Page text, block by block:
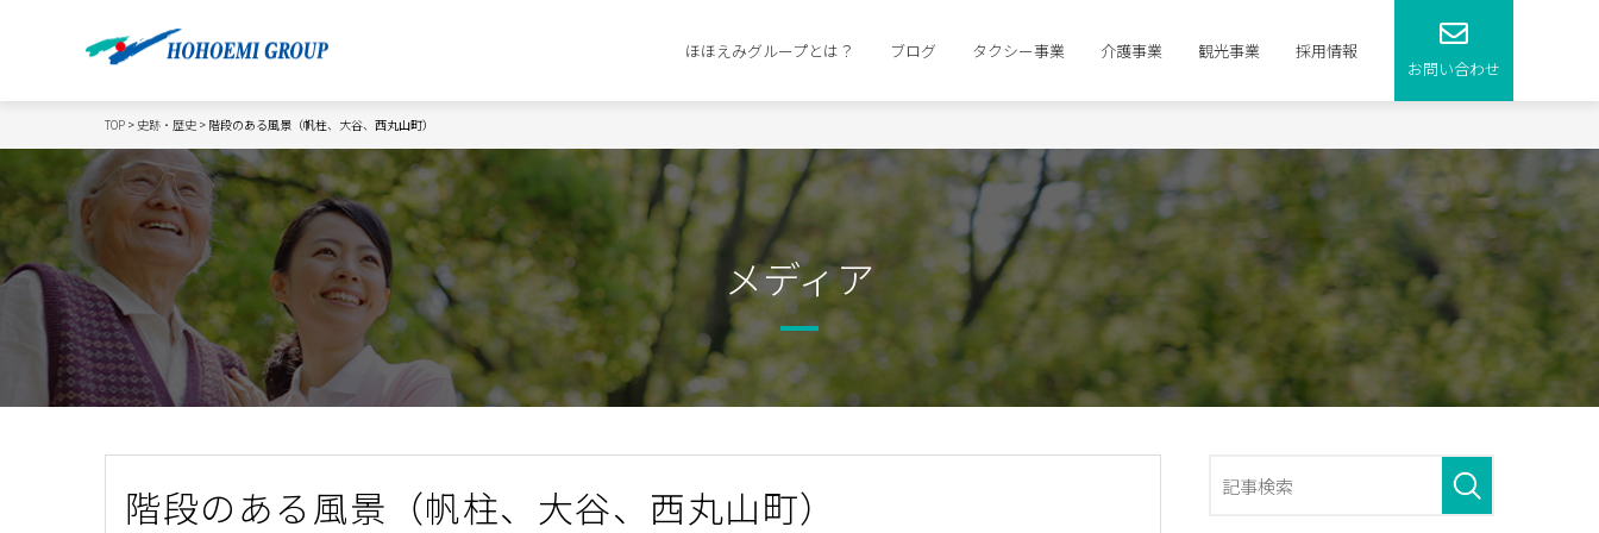
ほほえみグループとは？ ブログ タクシー事業 介護事業 観光事業 採用情報
お問い合わせ
TOP > 史跡・歴史 > 階段のある風景（帆柱、大谷、西丸山町）
メディア
階段のある風景（帆柱、大谷、西丸山町）